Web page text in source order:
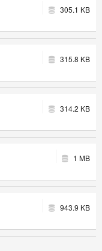
305.1 KB
315.8 KB
314.2 KB
1 MB
943.9 KB